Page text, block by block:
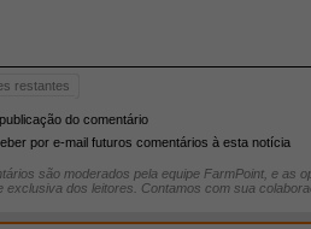
restantes
do comentário
por e-mail futuros comentários à esta notícia
são moderados pela equipe FarmPoint, e as
exclusiva dos leitores. Contamos com sua